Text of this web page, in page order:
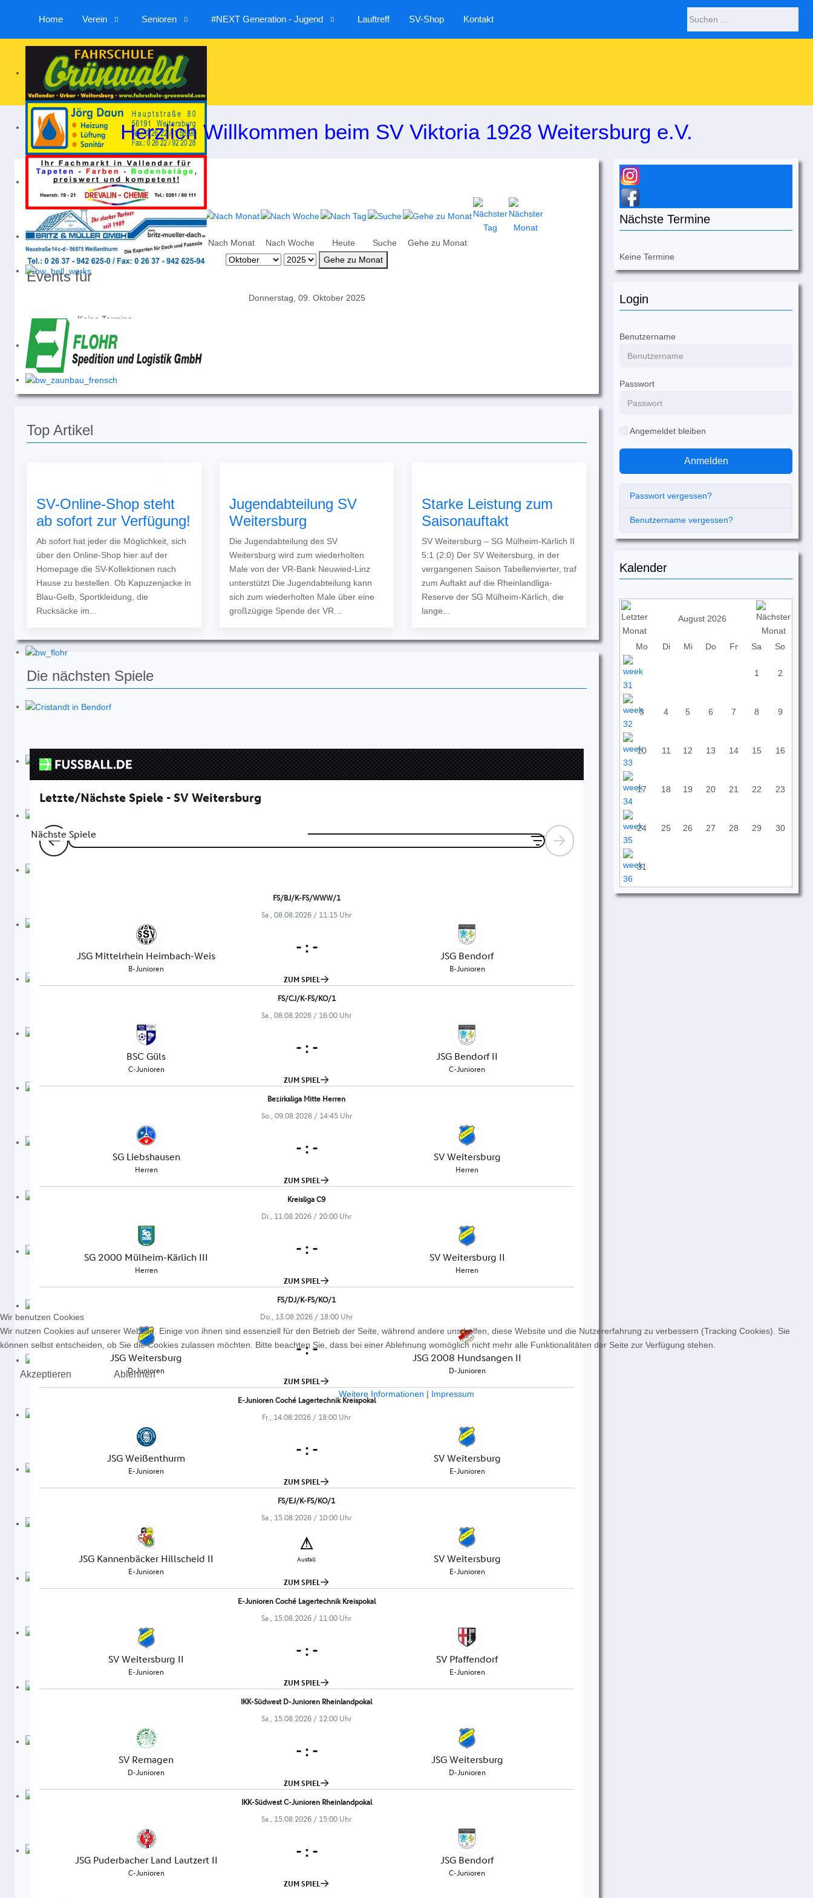
Home Verein Senioren #NEXT Generation - Jugend Lauftreff SV-Shop Kontakt
Herzlich Willkommen beim SV Viktoria 1928 Weitersburg e.V.
Nach Jahr Nach Monat Nach Woche Heute Suche
Gehe zu Monat
Gehe zu Monat
Events für
Donnerstag, 09. Oktober 2025
Keine Termine
Top Artikel
SV-Online-Shop steht
ab sofort zur Verfügung!
Ab sofort hat jeder die Möglichkeit, sich
über den Online-Shop hier auf der
Homepage die SV-Kollektionen nach
Hause zu bestellen. Ob Kapuzenjacke in
Blau-Gelb, Sportkleidung, die
Rucksäcke im...
Jugendabteilung SV
Weitersburg
Die Jugendabteilung des SV
Weitersburg wird zum wiederholten
Male von der VR-Bank Neuwied-Linz
unterstützt Die Jugendabteilung kann
sich zum wiederholten Male über eine
großzügige Spende der VR...
Starke Leistung zum
Saisonauftakt
SV Weitersburg – SG Mülheim-Kärlich II
5:1 (2:0) Der SV Weitersburg, in der
vergangenen Saison Tabellenvierter, traf
zum Auftakt auf die Rheinlandliga-
Reserve der SG Mülheim-Kärlich, die
lange...
Die nächsten Spiele
Nächste Termine
Keine Termine
Login
Benutzername
Passwort
Angemeldet bleiben
Anmelden
Passwort vergessen?
Benutzername vergessen?
Kalender
August 2026
Mo Di Mi Do Fr Sa So
1 2
3 4 5 6 7 8 9
10 11 12 13 14 15 16
17 18 19 20 21 22 23
24 25 26 27 28 29 30
31
Wir benutzen Cookies
Wir nutzen Cookies auf unserer Website. Einige von ihnen sind essenziell für den Betrieb der Seite, während andere uns helfen, diese Website und die Nutzererfahrung zu verbessern (Tracking Cookies). Sie
können selbst entscheiden, ob Sie die Cookies zulassen möchten. Bitte beachten Sie, dass bei einer Ablehnung womöglich nicht mehr alle Funktionalitäten der Seite zur Verfügung stehen.
Akzeptieren Ablehnen
Weitere Informationen | Impressum